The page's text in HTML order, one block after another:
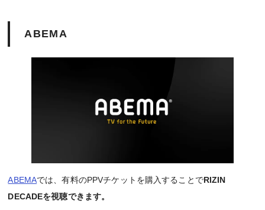
ABEMA
ABEMAでは、有料のPPVチケットを購入することでRIZIN
DECADEを視聴できます。